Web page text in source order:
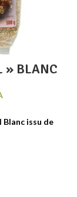
» BLANC
Blanc issu de